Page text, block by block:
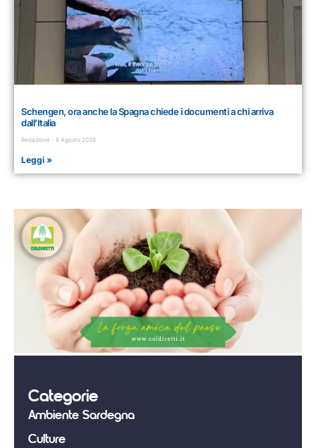
Schengen, ora anche la Spagna chiede i documenti a chi arriva
dall’Italia
Redazione 8 Agosto 2026
Leggi »
Categorie
Ambiente Sardegna
Culture